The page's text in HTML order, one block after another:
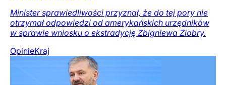
Minister sprawiedliwości przyznał, że do tej pory nie
otrzymał odpowiedzi od amerykańskich urzędników
w sprawie wniosku o ekstradycję Zbigniewa Ziobry.
OpinieKraj